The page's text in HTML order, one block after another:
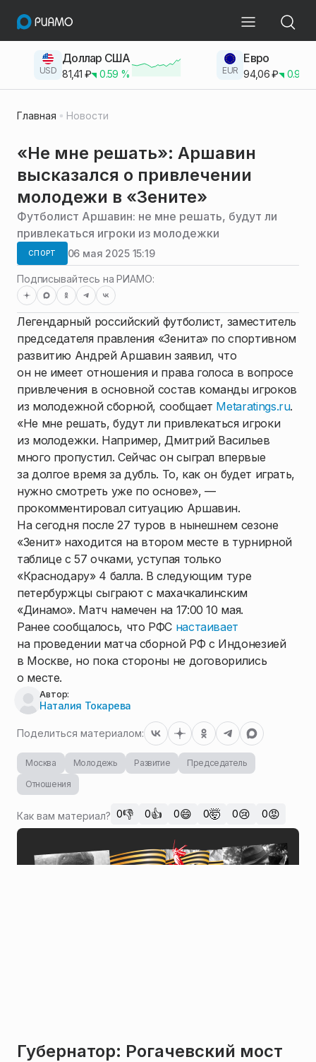
USD
Доллар США
81,41 ₽ 0.59 % EUR
Евро
94,06₽ 0.93
Главная Новости
«Не мне решать»: Аршавин
высказался о привлечении
молодежи в «Зените»
Футболист Аршавин: не мне решать, будут ли
привлекаться игроки из молодежки
СПОРТ 06 мая 2025 15:19
Подписывайтесь на РИАМО:
Легендарный российский футболист, заместитель
председателя правления «Зенита» по спортивном
развитию Андрей Аршавин заявил, что
он не имеет отношения и права голоса в вопросе
привлечения в основной состав команды игроков
из молодежной сборной, сообщает Metaratings.ru.
«Не мне решать, будут ли привлекаться игроки
из молодежки. Например, Дмитрий Васильев
много пропустил. Сейчас он сыграл впервые
за долгое время за дубль. То, как он будет играть,
нужно смотреть уже по основе», —
прокомментировал ситуацию Аршавин.
На сегодня после 27 туров в нынешнем сезоне
«Зенит» находится на втором месте в турнирной
таблице с 57 очками, уступая только
«Краснодару» 4 балла. В следующим туре
петербуржцы сыграют с махачкалинским
«Динамо». Матч намечен на 17:00 10 мая.
Ранее сообщалось, что РФС настаивает
на проведении матча сборной РФ с Индонезией
в Москве, но пока стороны не договорились
о месте.
Автор:
Наталия Токарева
Поделиться материалом:
Москва Молодежь Развитие
Председатель
Отношения
Как вам материал? 0👎 0👍 0😄 0🤯 0😢 0😡
Губернатор: Рогачевский мост